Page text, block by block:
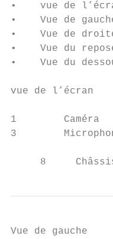
•    vue de
•    Vue de
•    Vue de
•    Vue du
•    Vue du
vue de l’écran
1
3
8
Vue de gauche